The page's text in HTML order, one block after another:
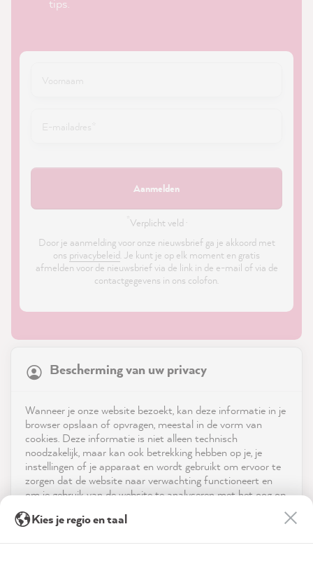
Aanmelden
Verplicht veld ·
Door je aanmelding voor onze nieuwsbrief ga je akkoord met
ons privacybeleid. Je kunt je op elk moment en gratis
afmelden voor de nieuwsbrief via de link in de e-mail of via de
contactgegevens in ons colofon.
Service
Neem contact op met
Bescherming van uw privacy
Wanneer je onze website bezoekt, kan deze informatie in je
browser opslaan of opvragen, meestal in de vorm van
cookies. Deze informatie is niet alleen technisch
noodzakelijk, maar kan ook betrekking hebben op je, je
instellingen of je apparaat en wordt gebruikt om ervoor te
zorgen dat de website naar verwachting functioneert en
om je gebruik van de website te analyseren met het oog op
advertenties aan te bieden via de diensten die in de
21,837Reviews
reviews-io
Verified Customer
MissPompadour Grün mit Rosmarin - Der Alles
Kies je regio en taal